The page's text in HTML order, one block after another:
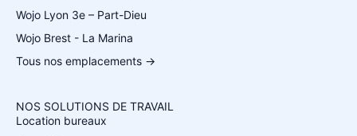
Wojo Lyon 3e – Part-Dieu
Wojo Brest - La Marina
Tous nos emplacements →
NOS SOLUTIONS DE TRAVAIL
Location bureaux